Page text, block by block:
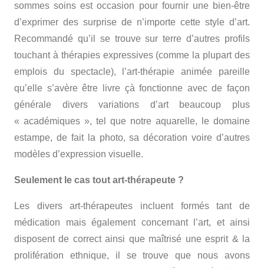
sommes soins est occasion pour fournir une bien-être
d’exprimer des surprise de n’importe cette style d’art.
Recommandé qu’il se trouve sur terre d’autres profils
touchant à thérapies expressives (comme la plupart des
emplois du spectacle), l’art-thérapie animée pareille
qu’elle s’avère être livre çà fonctionne avec de façon
générale divers variations d’art beaucoup plus
« académiques », tel que notre aquarelle, le domaine
estampe, de fait la photo, sa décoration voire d’autres
modèles d’expression visuelle.
Seulement le cas tout art-thérapeute ?
Les divers art-thérapeutes incluent formés tant de
médication mais également concernant l’art, et ainsi
disposent de correct ainsi que maîtrisé une esprit & la
prolifération ethnique, il se trouve que nous avons